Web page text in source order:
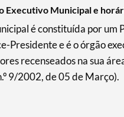
Executivo Municipal e
é constituída por um
Presidente e é o órgão
recenseados na sua
9/2002, de 05 de Março).